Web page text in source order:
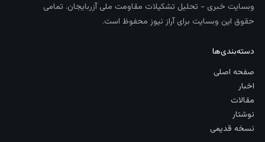
وبسایت خبری - تحلیل تشکیلات مقاومت ملی آزربایجان. تمامی
حقوق این وبسایت برای آراز نیوز محفوظ است.
دسته‌بندی‌ها
صفحه اصلی
اخبار
مقالات
نوشتار
نسخه قدیمی